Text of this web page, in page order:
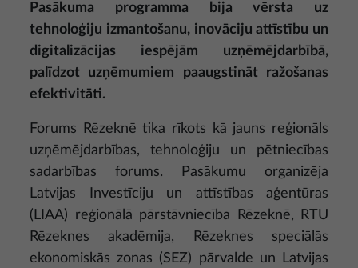
Pasākuma programma bija vērsta uz
tehnoloģiju izmantošanu, inovāciju attīstību un
digitalizācijas iespējām uzņēmējdarbībā,
palīdzot uzņēmumiem paaugstināt ražošanas
efektivitāti.
Forums Rēzeknē tika rīkots kā jauns reģionāls
uzņēmējdarbības, tehnoloģiju un pētniecības
sadarbības forums. Pasākumu organizēja
Latvijas Investīciju un attīstības aģentūras
(LIAA) reģionālā pārstāvniecība Rēzeknē, RTU
Rēzeknes akadēmija, Rēzeknes speciālās
ekonomiskās zonas (SEZ) pārvalde un Latvijas